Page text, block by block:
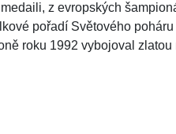
z evropských
pořadí Světového
roku 1992 vybojoval